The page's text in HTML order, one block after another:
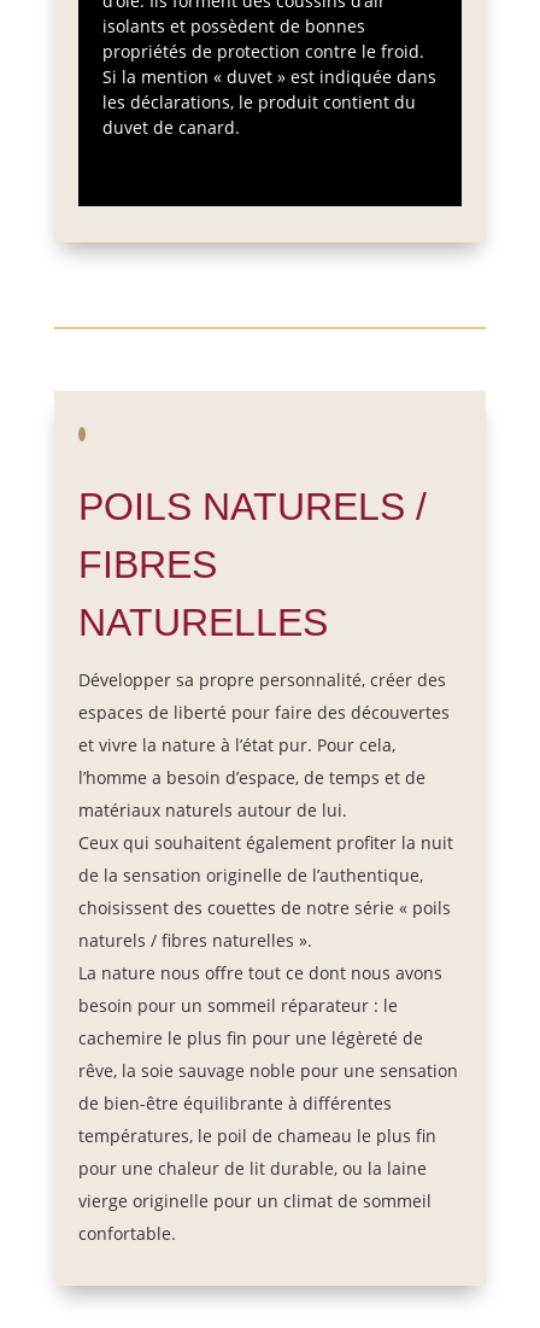
isolants et possèdent de bonnes
propriétés de protection contre le froid.
Si la mention « duvet » est indiquée dans
les déclarations, le produit contient du
duvet de canard.
POILS NATURELS /
FIBRES
NATURELLES
Développer sa propre personnalité, créer des
espaces de liberté pour faire des découvertes
et vivre la nature à l’état pur. Pour cela,
l’homme a besoin d’espace, de temps et de
matériaux naturels autour de lui.
Ceux qui souhaitent également profiter la nuit
de la sensation originelle de l’authentique,
choisissent des couettes de notre série « poils
naturels / fibres naturelles ».
La nature nous offre tout ce dont nous avons
besoin pour un sommeil réparateur : le
cachemire le plus fin pour une légèreté de
rêve, la soie sauvage noble pour une sensation
de bien-être équilibrante à différentes
températures, le poil de chameau le plus fin
pour une chaleur de lit durable, ou la laine
vierge originelle pour un climat de sommeil
confortable.